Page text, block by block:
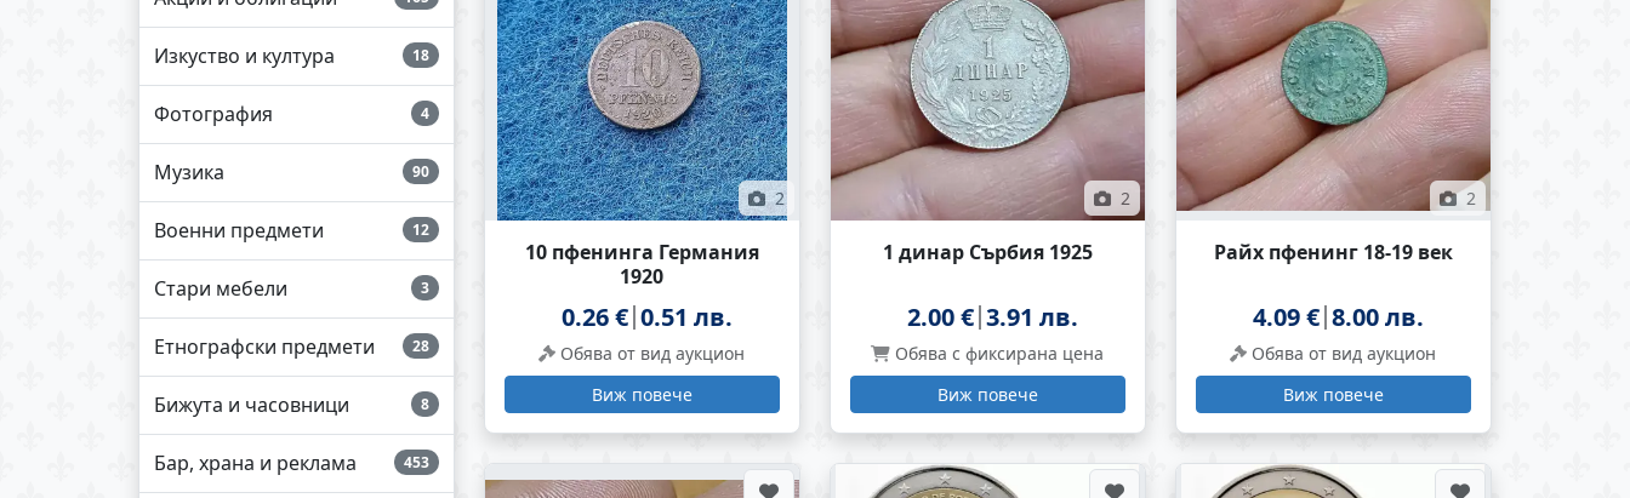
Изкуство и култура 18
Фотография 4
Музика 90
Военни предмети 12
Стари мебели 3
Етнографски предмети 28
Бижута и часовници 8
Бар, храна и реклама 453
2
10 пфенинга Германия
1920
0.26 € 0.51 лв.
Обява от вид аукцион
Виж повече
2
1 динар Сърбия 1925
2.00 € 3.91 лв.
Обява с фиксирана цена
Виж повече
2
Райх пфенинг 18-19 век
4.09 € 8.00 лв.
Обява от вид аукцион
Виж повече